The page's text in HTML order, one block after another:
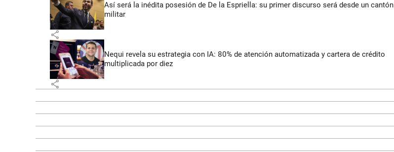
Así será la inédita posesión de De la Espriella: su primer discurso será desde un cantón
militar
share
Nequi revela su estrategia con IA: 80% de atención automatizada y cartera de crédito
multiplicada por diez
share